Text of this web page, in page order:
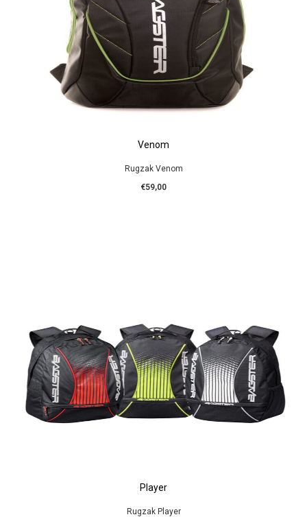
Venom
Rugzak Venom
€59,00
Player
Rugzak Player